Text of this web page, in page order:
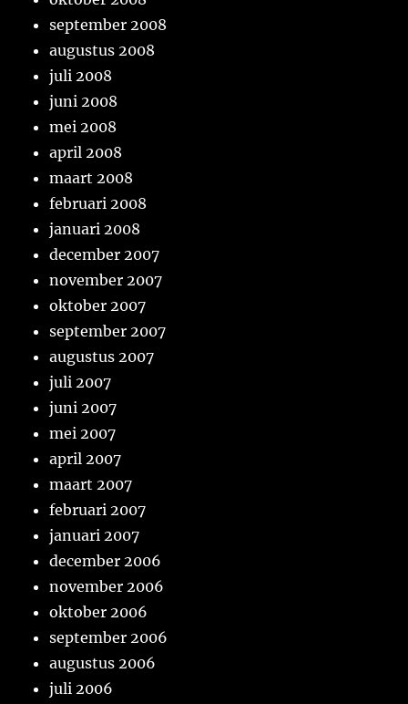
september 2008
augustus 2008
juli 2008
juni 2008
mei 2008
april 2008
maart 2008
februari 2008
januari 2008
december 2007
november 2007
oktober 2007
september 2007
augustus 2007
juli 2007
juni 2007
mei 2007
april 2007
maart 2007
februari 2007
januari 2007
december 2006
november 2006
oktober 2006
september 2006
augustus 2006
juli 2006